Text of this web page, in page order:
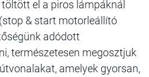
el a piros lámpáknál
& start motorleállító
adódott
természetesen megosztjuk
amelyek gyorsan,